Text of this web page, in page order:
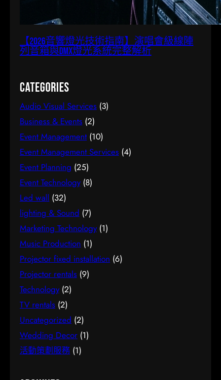
【2026音響燈光技術指南】演唱會級線陣
列音箱與DMX燈光系統完整解析
Categories
Audio Visual Services (3)
Business & Events (2)
Event Management (10)
Event Management Services (4)
Event Planning (25)
Event Technology(8)
Led wall (32)
lighting & Sound (7)
Marketing Technology(1)
Music Production (1)
Projector fixed installation (6)
Projector rentals (9)
Technology(2)
TV rentals (2)
Uncategorized (2)
Wedding Decor (1)
活動策劃服務 (1)